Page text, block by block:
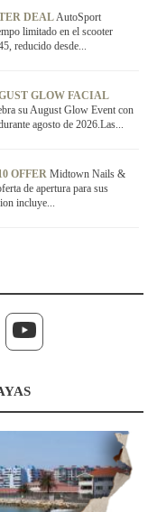
DEALAutoSport
limitado en el scooter
reducido desde...
GLOW FACIAL
su August Glow Event con
agosto de 2026.Las...
OFFER Midtown Nails &
de apertura para sus
incluye...